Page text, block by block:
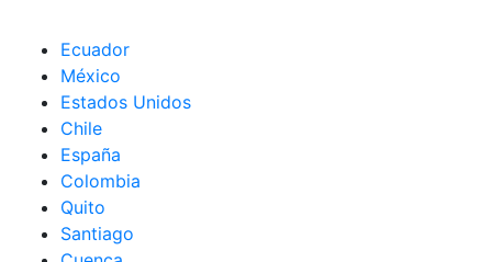
Ecuador
México
Estados Unidos
Chile
España
Colombia
Quito
Santiago